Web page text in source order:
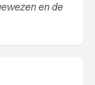
en de